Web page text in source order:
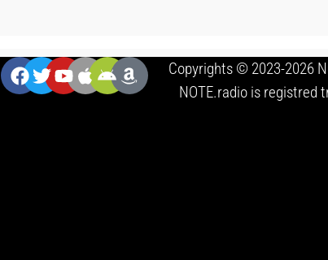
Copyrights © 2023-2026
NOTE.radio is registred